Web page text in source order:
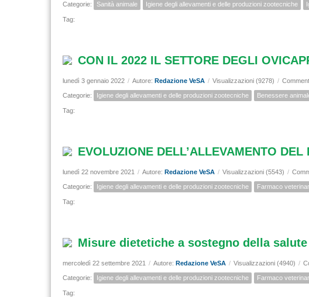
Categorie: Sanità animale Igiene degli allevamenti e delle produzioni zootecniche
Tag:
CON IL 2022 IL SETTORE DEGLI
lunedì 3 gennaio 2022 / Autore: Redazione VeSA / Visualizzazioni (9278) /
Categorie: Igiene degli allevamenti e delle produzioni zootecniche Benessere
Tag:
EVOLUZIONE DELL’ALLEVAMENTO
lunedì 22 novembre 2021 / Autore: Redazione VeSA / Visualizzazioni (5543) /
Categorie: Igiene degli allevamenti e delle produzioni zootecniche Farmaco
Tag:
Misure dietetiche a sostegno della
mercoledì 22 settembre 2021 / Autore: Redazione VeSA / Visualizzazioni (4940) /
Categorie: Igiene degli allevamenti e delle produzioni zootecniche Farmaco
Tag: